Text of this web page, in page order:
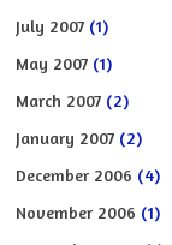
July 2007 (1)
May 2007 (1)
March 2007 (2)
January 2007 (2)
December 2006 (4)
November 2006 (1)